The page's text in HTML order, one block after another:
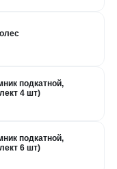
подкатной,
4 шт)
подкатной,
6 шт)